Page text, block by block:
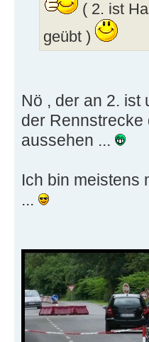
( 2. ist
geübt )
Nö , der an 2. ist
der Rennstrecke
aussehen ...
Ich bin meistens
...